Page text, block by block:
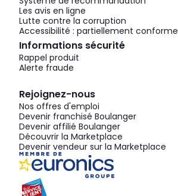
Les avis en ligne
Lutte contre la corruption
Accessibilité : partiellement conforme
Informations sécurité
Rappel produit
Alerte fraude
Rejoignez-nous
Nos offres d'emploi
Devenir franchisé Boulanger
Devenir affilié Boulanger
Découvrir la Marketplace
Devenir vendeur sur la Marketplace